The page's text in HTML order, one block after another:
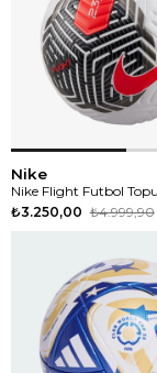
Nike
Nike Flight Futbol Topu
₺3.250,00 ₺4.999,90